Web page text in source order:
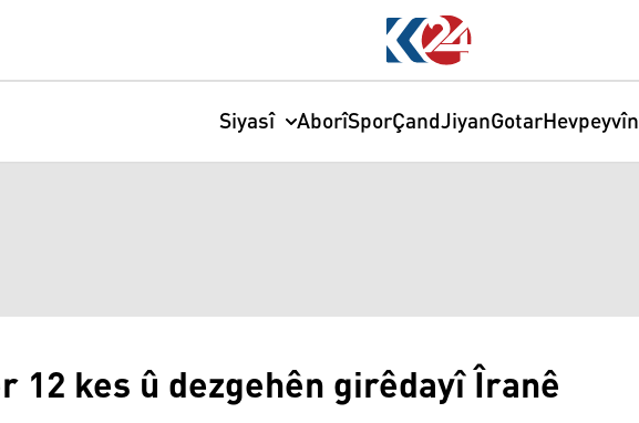
Siyasî AborîSporÇandJiyanGotarHevpeyvîn
12 kes û dezgehên girêdayî Îranê